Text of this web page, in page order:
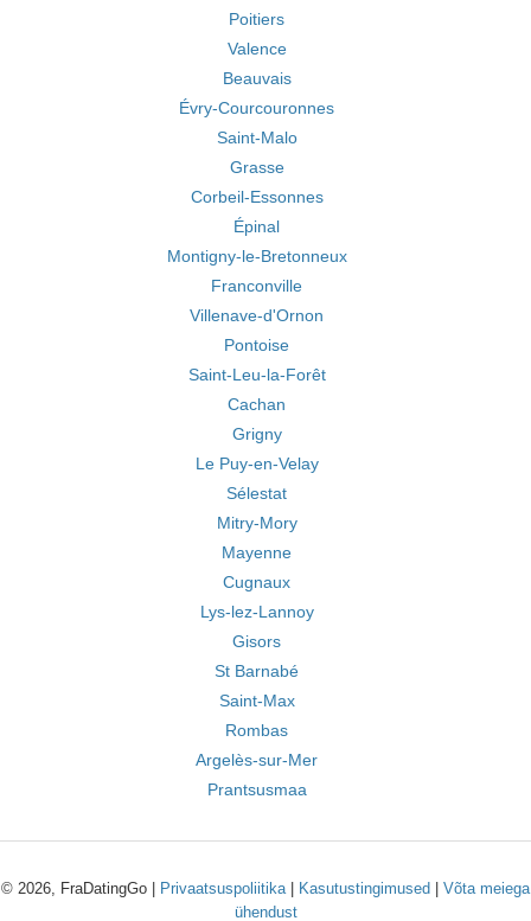
Poitiers
Valence
Beauvais
Évry-Courcouronnes
Saint-Malo
Grasse
Corbeil-Essonnes
Épinal
Montigny-le-Bretonneux
Franconville
Villenave-d'Ornon
Pontoise
Saint-Leu-la-Forêt
Cachan
Grigny
Le Puy-en-Velay
Sélestat
Mitry-Mory
Mayenne
Cugnaux
Lys-lez-Lannoy
Gisors
St Barnabé
Saint-Max
Rombas
Argelès-sur-Mer
Prantsusmaa
© 2026, FraDatingGo | Privaatsuspoliitika| Kasutustingimused
Võta meiega
ühendust